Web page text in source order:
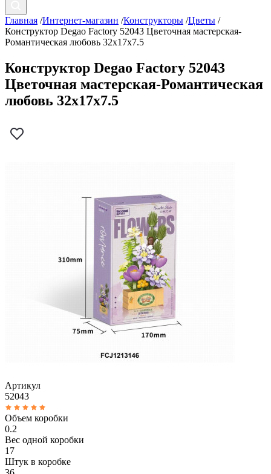
Главная /Интернет-магазин /Конструкторы /Цветы /
Конструктор Degao Factory 52043 Цветочная мастерская-
Романтическая любовь 32х17х7.5
Конструктор Degao Factory 52043
Цветочная мастерская-Романтическая
любовь 32х17х7.5
Артикул
52043
Объем коробки
0.2
Вес одной коробки
17
Штук в коробке